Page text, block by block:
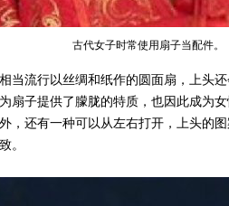
古代女子时常使用扇子当配件。
当流行以丝绸和纸作的圆面扇，上头
扇子提供了朦胧的特质，也因此成为
，还有一种可以从左右打开，上头的
。